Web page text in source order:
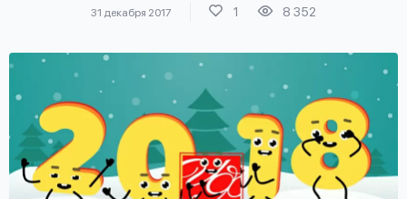
31 декабря 2017 1 8 352
Задать
вопрос
политикой
согласие
на
обработку
личных
данных